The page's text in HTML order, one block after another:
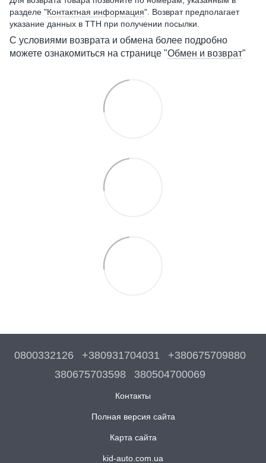
разделе "Контактная информация". Возврат предполагает
указание данных в ТТН при получении посылки.
С условиями возврата и обмена более подробно
можете ознакомиться на странице "Обмен и возврат"
0800332126 +380931704031
+380675709880
380675703598
380504700069
Контакты
Полная версия сайта
Карта сайта
kid-auto.com.ua